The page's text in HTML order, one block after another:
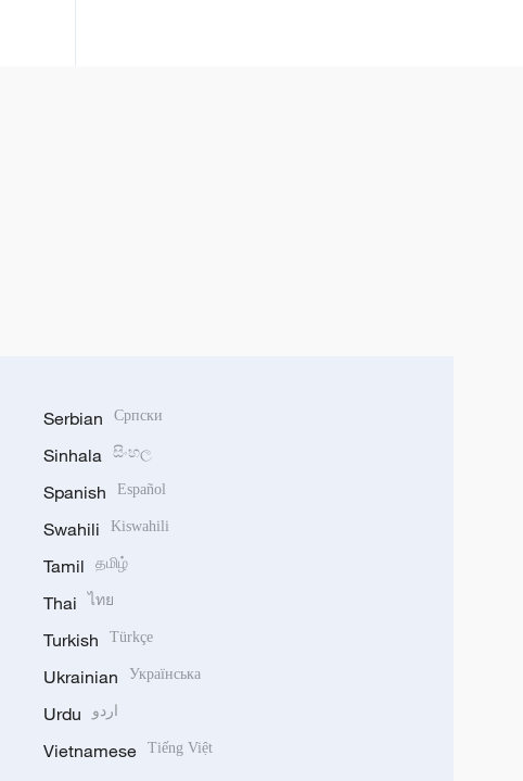
Serbian Српски
Sinhala සිංහල
Spanish Español
Swahili Kiswahili
Tamil தமிழ்
Thai ไทย
Turkish Türkçe
Ukrainian Українська
Urdu اردو
Vietnamese Tiếng Việt